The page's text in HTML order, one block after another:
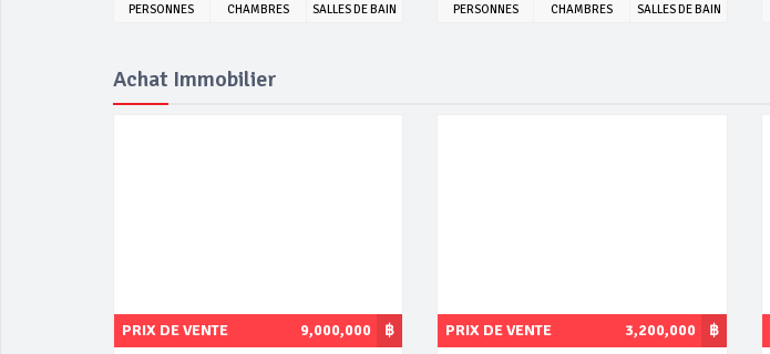
PERSONNES CHAMBRES SALLES DE BAIN PERSONNES CHAMBRES SALLES DE BAIN
Achat Immobilier
฿
PRIX DE VENTE 9,000,000 ฿
PRIX DE VENTE 3,200,000